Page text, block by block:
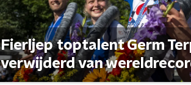
Fierljep toptalent Germ
verwijderd van